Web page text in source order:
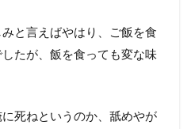
と言えばやはり、ご飯を食
たが、飯を食っても変な味
死ねというのか、舐めやが